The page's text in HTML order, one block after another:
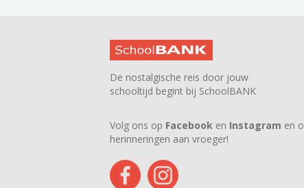
De nostalgische reis door jouw
schooltijd begint bij SchoolBANK
Volg ons op Facebook en Instagram en
herinneringen aan vroeger!